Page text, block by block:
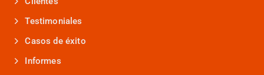
Testimoniales
Casos de éxito
Informes